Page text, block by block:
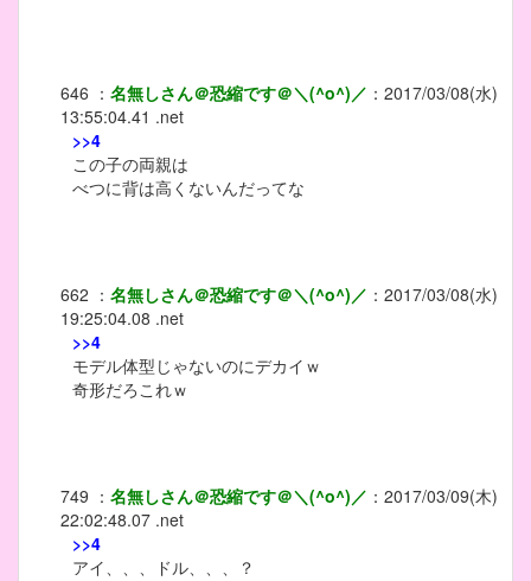
646 ： 名無しさん＠恐縮です＠＼(^o^)／ ： 2017/03/08(水)
13:55:04.41 .net
>>4
この子の両親は
べつに背は高くないんだってな
662 ： 名無しさん＠恐縮です＠＼(^o^)／ ： 2017/03/08(水)
19:25:04.08 .net
>>4
モデル体型じゃないのにデカイｗ
奇形だろこれｗ
749 ： 名無しさん＠恐縮です＠＼(^o^)／ ： 2017/03/09(木)
22:02:48.07 .net
>>4
アイ、、、ドル、、、？